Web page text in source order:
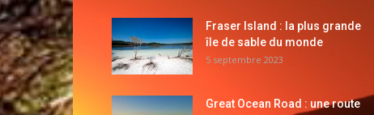
Fraser Island : la plus grande
île de sable du monde
5 septembre 2023
Great Ocean Road : une route